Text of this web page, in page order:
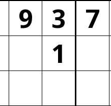
9 3 7
1